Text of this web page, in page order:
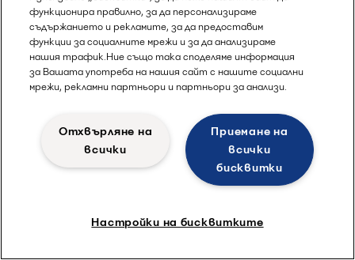
Alfa Laval EOOD
51B, Bulgaria Blvd, entr. V, fl. V, office B11-B15
Sofia
Bulgaria
Всички офиси
Политика за поверителност
функционира правилно, за да персонализираме
съдържанието и рекламите, за да предоставим
функции за социалните мрежи и за да анализираме
нашия трафик.Ние също така споделяме информация
за Вашата употреба на нашия сайт с нашите социални
мрежи, рекламни партньори и партньори за анализи.
Приемане на
всички
бисквитки
Отхвърляне на
всички
Настройки на бисквитките